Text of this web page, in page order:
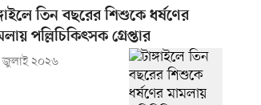
তিন বছরের শিশুকে ধর্ষণের
পল্লিচিকিৎসক গ্রেপ্তার
জুলাই ২০২৬